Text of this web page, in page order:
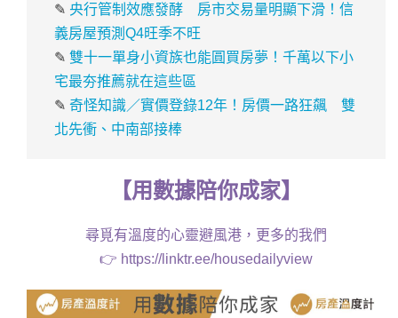
✎ 央行管制效應發酵 房市交易量明顯下滑！信
義房屋預測Q4旺季不旺
✎雙十一單身小資族也能圓買房夢！千萬以下小
宅最夯推薦就在這些區
✎奇怪知識／實價登錄12年！房價一路狂飆 雙
北先衝、中南部接棒
【用數據陪你成家】
尋覓有溫度的心靈避風港，更多的我們
👉 https://linktr.ee/housedailyview